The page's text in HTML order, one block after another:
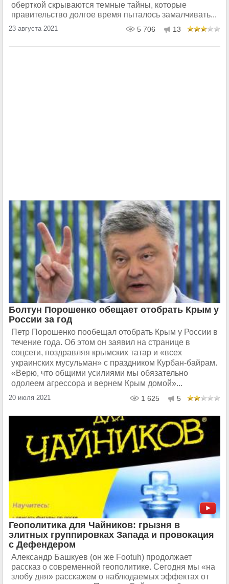
оберткой скрываются темные тайны, которые
правительство долгое время пыталось замалчивать...
23 августа 2021 5 706 13
Болтун Порошенко обещает отобрать Крым у
России за год
Петр Порошенко пообещал отобрать Крым у России в
течение года. Об этом он заявил на странице в
соцсети, поздравляя крымских татар и «всех
украинских мусульман» с праздником Курбан-байрам.
«Верю, что общими усилиями мы обязательно
одолеем агрессора и вернем Крым домой»...
20 июля 2021 1 625 5
Геополитика для Чайников: грызня в
элитных группировках Запада и провокация
с Дефендером
Александр Башкуев (он же Footuh) продолжает
рассказ о современной геополитике. Сегодня мы «на
злобу дня» расскажем о наблюдаемых эффектах от